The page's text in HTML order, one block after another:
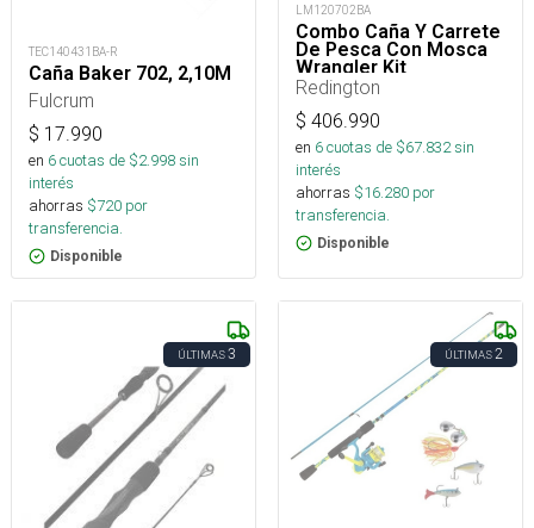
TEC140431BA-R
Caña Baker 702, 2,10M
Fulcrum
$ 17.990
en 6cuotas de $2.998sin
interés
ahorras $720 por
transferencia.
Disponible
LM120702BA
Combo Caña Y Carrete
De Pesca Con Mosca
Wrangler Kit
Redington
$ 406.990
en 6cuotas de $67.832sin
interés
ahorras $16.280 por
transferencia.
Disponible
ÚLTIMAS3 ÚLTIMAS2